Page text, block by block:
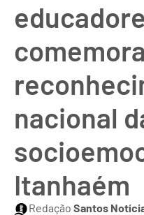
nacional
Itanhaém
Redação Santos